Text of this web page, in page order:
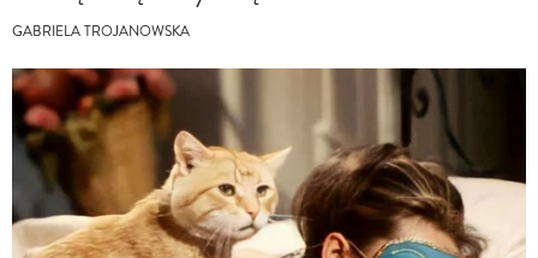
GABRIELA TROJANOWSKA